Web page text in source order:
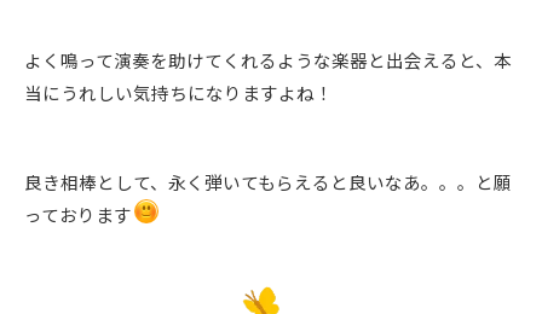
よく鳴って演奏を助けてくれるような楽器と出会えると、本
当にうれしい気持ちになりますよね！
良き相棒として、永く弾いてもらえると良いなあ。。。と願
っております